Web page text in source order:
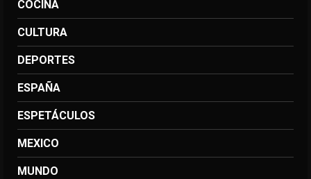
COCINA
CULTURA
DEPORTES
ESPAÑA
ESPETÁCULOS
MEXICO
MUNDO